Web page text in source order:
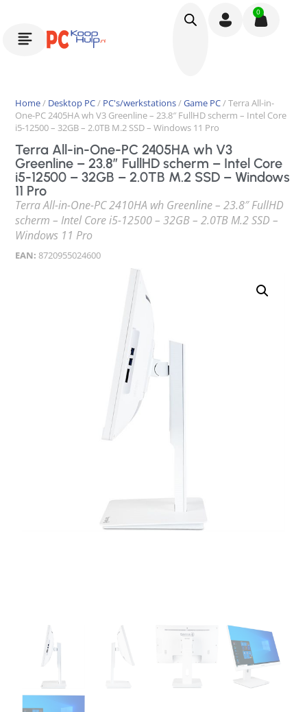
0
Home/ Desktop PC/ PC's/werkstations/Game PC/ Terra All-in-
One-PC 2405HA wh V3 Greenline – 23.8″ FullHD scherm – Intel Core
i5-12500 – 32GB – 2.0TB M.2 SSD – Windows 11 Pro
Terra All-in-One-PC 2405HA wh V3
Greenline – 23.8″ FullHD scherm – Intel Core
i5-12500 – 32GB – 2.0TB M.2 SSD – Windows
11 Pro
Terra All-in-One-PC 2410HA wh Greenline – 23.8″ FullHD
scherm – Intel Core i5-12500 – 32GB – 2.0TB M.2 SSD –
Windows 11 Pro
EAN: 8720955024600